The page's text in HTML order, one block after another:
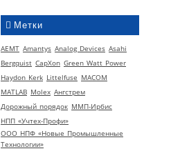
Метки
AEMT Amantys Analog Devices Asahi
Bergquist CapXon Green Watt Power
Haydon Kerk Littelfuse MACOM
MATLAB Molex Ангстрем
Дорожный порядок ММП-Ирбис
НПП «Учтех-Профи»
ООО НПФ «Новые Промышленные
Технологии»